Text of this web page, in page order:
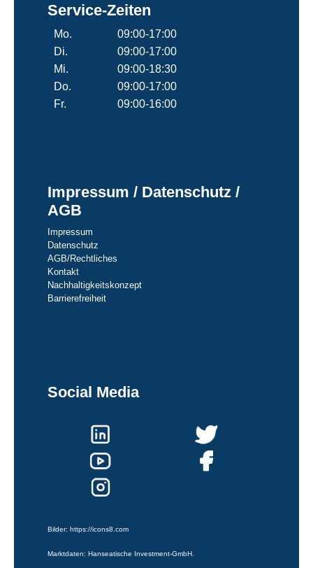
Service-Zeiten
Mo.
09:00-17:00
Di.
09:00-17:00
Mi.
09:00-18:30
Do.
09:00-17:00
Fr.
09:00-16:00
Impressum / Datenschutz /
AGB
Impressum
Datenschutz
AGB/Rechtliches
Kontakt
Nachhaltigkeitskonzept
Barrierefreiheit
Social Media
Bilder: https://icons8.com
Marktdaten: Hanseatische Investment-GmbH.